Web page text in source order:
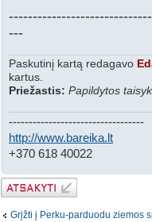
---
Paskutinį kartą redagavo
kartus.
Priežastis: Papildytos
----------------------------------
http://www.bareika.lt
+370 618 40022
Atsakymo
rašymas
Grįžti į Perku-parduodu ziemos